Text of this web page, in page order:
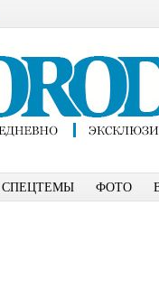
СПЕЦТЕМЫ ФОТО